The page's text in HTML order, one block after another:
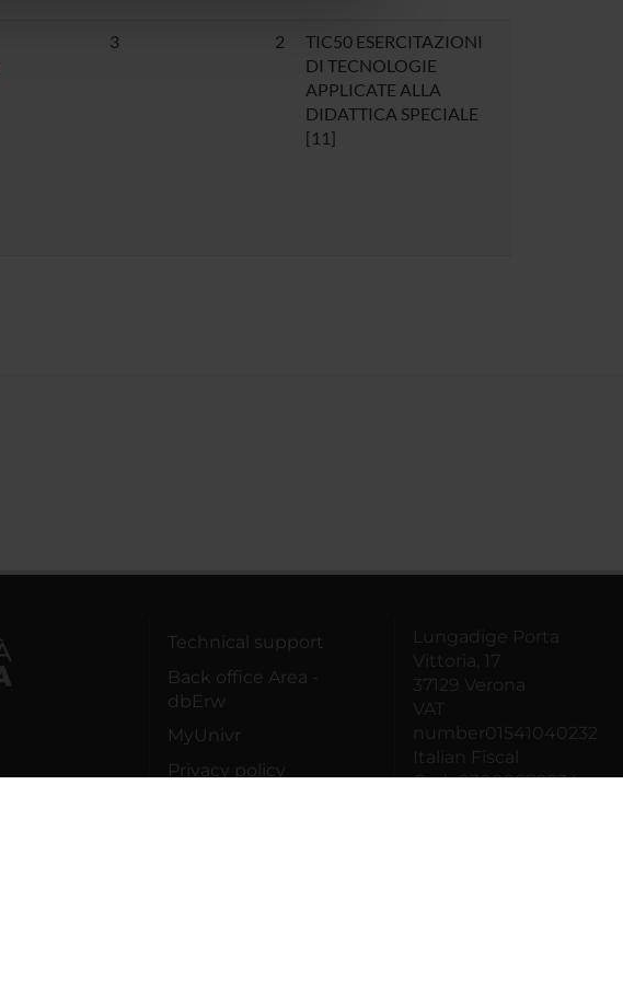
3 2
TIC50 ESERCITAZIONI
DI TECNOLOGIE
APPLICATE ALLA
DIDATTICA SPECIALE
[11]
Technical support
Back office Area -
dbErw
MyUnivr
Privacy policy
Lungadige Porta
Vittoria, 17
37129 Verona
VAT
number01541040232
Italian Fiscal
Code93009870234